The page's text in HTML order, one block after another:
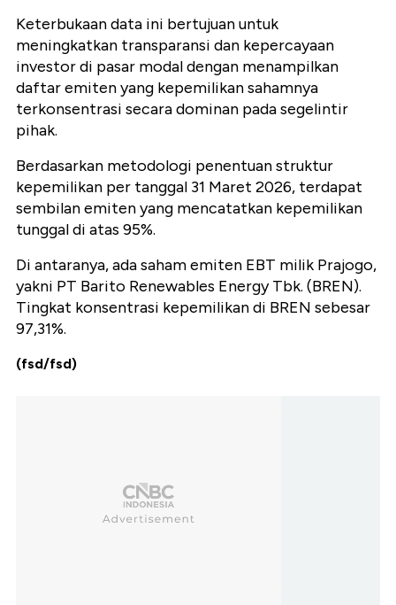
Keterbukaan data ini bertujuan untuk
meningkatkan transparansi dan kepercayaan
investor di pasar modal dengan menampilkan
daftar emiten yang kepemilikan sahamnya
terkonsentrasi secara dominan pada segelintir
pihak.
Berdasarkan metodologi penentuan struktur
kepemilikan per tanggal 31 Maret 2026, terdapat
sembilan emiten yang mencatatkan kepemilikan
tunggal di atas 95%.
Di antaranya, ada saham emiten EBT milik Prajogo,
yakni PT Barito Renewables Energy Tbk. (BREN).
Tingkat konsentrasi kepemilikan di BREN sebesar
97,31%.
(fsd/fsd)